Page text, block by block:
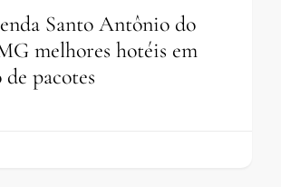
Santo Antônio do
melhores hotéis em
pacotes